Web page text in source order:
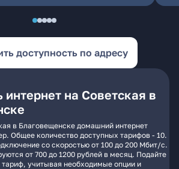
доступность по адресу
на Советская в
в Благовещенске домашний интернет
Общее количество доступных тарифов - 10.
со скоростью от 100 до 200 Мбит/с.
от 700 до 1200 рублей в месяц. Подайте
учитывая необходимые опции и